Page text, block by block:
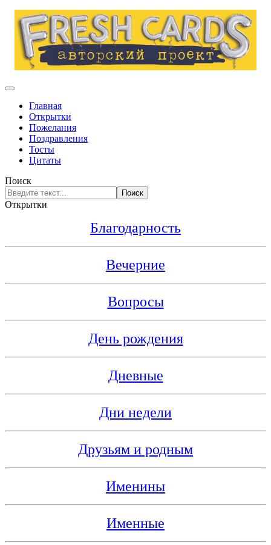
Главная
Открытки
Пожелания
Поздравления
Тосты
Цитаты
Поиск
Поиск
Открытки
Благодарность
Вечерние
Вопросы
День рождения
Дневные
Дни недели
Друзьям и родным
Именины
Именные